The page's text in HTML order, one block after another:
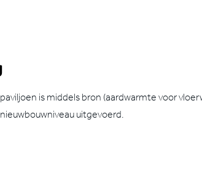
is middels bron (aardwarmte voor
uitgevoerd.